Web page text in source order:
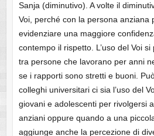
Sanja (diminutivo). A volte il
Voi, perché con la persona anziana
evidenziare una maggiore
contempo il rispetto. L’uso del Voi
tra persone che lavorano per anni
se i rapporti sono stretti e buoni.
colleghi universitari ci sia l’uso del
giovani e adolescenti per rivolgersi
anziani oppure quando a una
aggiunge anche la percezione di